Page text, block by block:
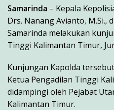
Samarinda – Kepala
Drs. Nanang Avianto, M.Si.,
Samarinda melakukan
Tinggi Kalimantan Timur,
Kunjungan Kapolda
Ketua Pengadilan Tinggi
didampingi oleh Pejabat
Kalimantan Timur.